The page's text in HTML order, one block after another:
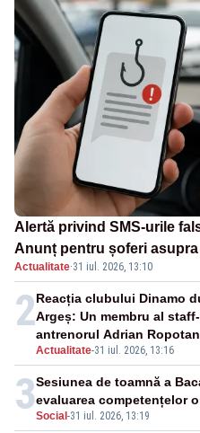
Alertă privind SMS-urile
Anunț pentru șoferi
online
Actualitate·31 iul. 2026, 13:10
2
Actualitate-31 iul. 2026, 13:16
Reacția clubului Dinamo
Argeș: Un membru al
antrenorul Adrian
3Social -31 iul. 2026, 13:19
Sesiunea de toamnă a
evaluarea competențelor